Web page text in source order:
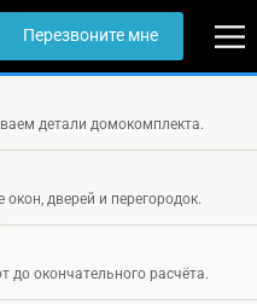
Перезвоните мне
детали домокомплекта.
дверей и перегородок.
до окончательного расчёта.